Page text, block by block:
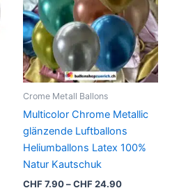
Crome Metall Ballons
Multicolor Chrome Metallic
glänzende Luftballons
Heliumballons Latex 100%
Natur Kautschuk
CHF7.90–CHF24.90
auf.
Die
der
gewählt